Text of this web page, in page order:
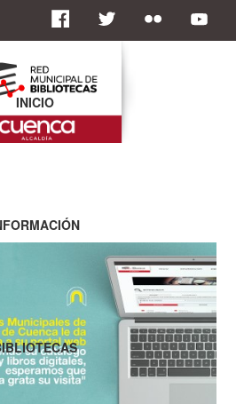
INICIO